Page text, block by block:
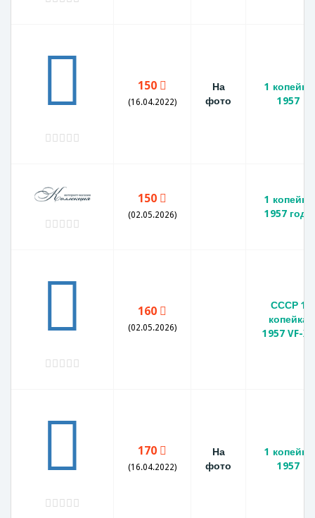
150
(16.04.2022)
На
фото
1 копейка
1957
150
(02.05.2026)
1 копейка
1957 года
160
(02.05.2026)
СССР 1
копейка
1957 VF-XF
170
(16.04.2022)
На
фото
1 копейка
1957